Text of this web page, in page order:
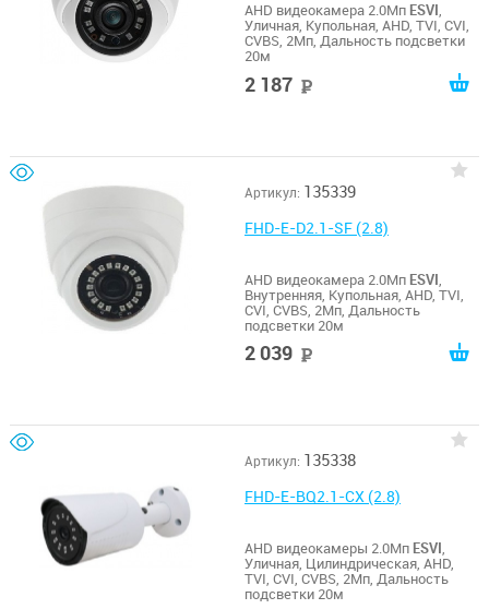
AHD видеокамера 2.0Мп ESVI,
Уличная, Купольная, AHD, TVI, CVI,
CVBS, 2Мп, Дальность подсветки
20м
2 187
Артикул: 135339
FHD-E-D2.1-SF (2.8)
AHD видеокамера 2.0Мп ESVI
Внутренняя, Купольная, AHD, TVI,
CVI, CVBS, 2Мп, Дальность
подсветки 20м
2 039
Артикул: 135338
FHD-E-BQ2.1-CX (2.8)
AHD видеокамеры 2.0Мп ESVI,
Уличная, Цилиндрическая, AHD,
TVI, CVI, CVBS, 2Мп, Дальность
подсветки 20м